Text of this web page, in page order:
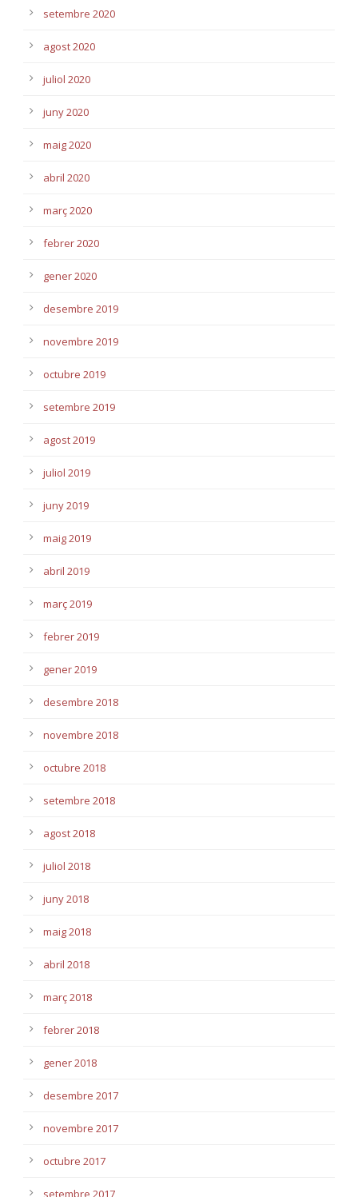
setembre 2020
agost 2020
juliol 2020
juny 2020
maig 2020
abril 2020
març 2020
febrer 2020
gener 2020
desembre 2019
novembre 2019
octubre 2019
setembre 2019
agost 2019
juliol 2019
juny 2019
maig 2019
abril 2019
març 2019
febrer 2019
gener 2019
desembre 2018
novembre 2018
octubre 2018
setembre 2018
agost 2018
juliol 2018
juny 2018
maig 2018
abril 2018
març 2018
febrer 2018
gener 2018
desembre 2017
novembre 2017
octubre 2017
setembre 2017